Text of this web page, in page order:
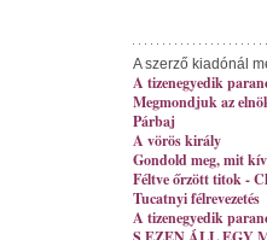
A szerző kiadónál
A tizenegyedik
Megmondjuk az
Párbaj
A vörös király
Gondold meg, mit
Féltve őrzött titok -
Tucatnyi félrevezetés
A tizenegyedik